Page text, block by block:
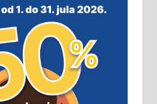
8 ари у Зеленом
Могућа
584
ОГЛАСИ